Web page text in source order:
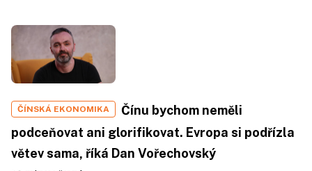
ČÍNSKÁ EKONOMIKA
Čínu bychom neměli
podceňovat ani glorifikovat. Evropa si podřízla
větev sama, říká Dan Vořechovský